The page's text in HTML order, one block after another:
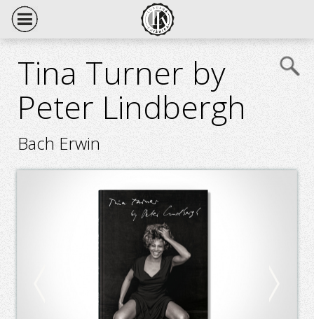
Tina Turner by
Peter Lindbergh
Bach Erwin